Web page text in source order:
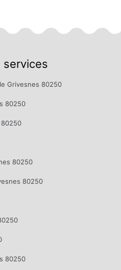
services
Grivesnes 80250
80250
80250
80250
80250
80250